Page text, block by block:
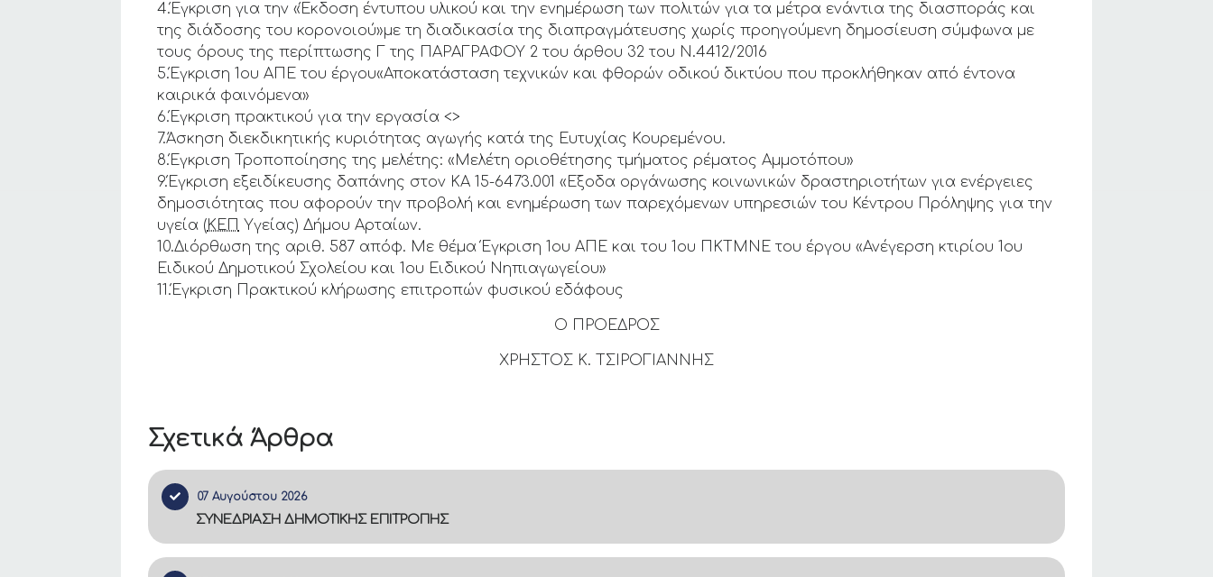
Σχετικά Άρθρα
07 Αυγούστου 2026
ΣΥΝΕΔΡΙΑΣΗ ΔΗΜΟΤΙΚΗΣ ΕΠΙΤΡΟΠΗΣ
4.Έγκριση για την «Έκδοση έντυπου υλικού και την ενημέρωση των πολιτών για τα μέτρα ενάντια της διασποράς και
της διάδοσης του κορονοιού»με τη διαδικασία της διαπραγμάτευσης χωρίς προηγούμενη δημοσίευση σύμφωνα με
τους όρους της περίπτωσης Γ της ΠΑΡΑΓΡΑΦΟΥ 2 του άρθου 32 του Ν.4412/2016
5.Έγκριση 1ου ΑΠΕ του έργου«Αποκατάσταση τεχνικών και φθορών οδικού δικτύου που προκλήθηκαν από έντονα
καιρικά φαινόμενα»
6.Έγκριση πρακτικού για την εργασία <>
7.Άσκηση διεκδικητικής κυριότητας αγωγής κατά της Ευτυχίας Κουρεμένου.
8.Έγκριση Τροποποίησης της μελέτης: «Μελέτη οριοθέτησης τμήματος ρέματος Αμμοτόπου»
9.Έγκριση εξειδίκευσης δαπάνης στον ΚΑ 15-6473.001 «Εξοδα οργάνωσης κοινωνικών δραστηριοτήτων για ενέργειες
δημοσιότητας που αφορούν την προβολή και ενημέρωση των παρεχόμενων υπηρεσιών του Κέντρου Πρόληψης για την
υγεία (ΚΕΠ Υγείας) Δήμου Αρταίων.
10.Διόρθωση της αριθ. 587 απόφ. Με θέμα Έγκριση 1ου ΑΠΕ και του 1ου ΠΚΤΜΝΕ του έργου «Ανέγερση κτιρίου 1ου
Ειδικού Δημοτικού Σχολείου και 1ου Ειδικού Νηπιαγωγείου»
11.Έγκριση Πρακτικού κλήρωσης επιτροπών φυσικού εδάφους
Ο ΠΡΟΕΔΡΟΣ
ΧΡΗΣΤΟΣ Κ. ΤΣΙΡΟΓΙΑΝΝΗΣ